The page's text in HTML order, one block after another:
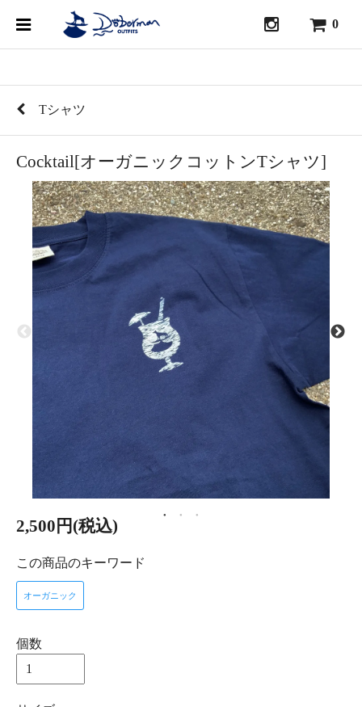
0
Tシャツ
Cocktail[オーガニックコットンTシャツ]
2,500円(税込)
この商品のキーワード
オーガニック
個数